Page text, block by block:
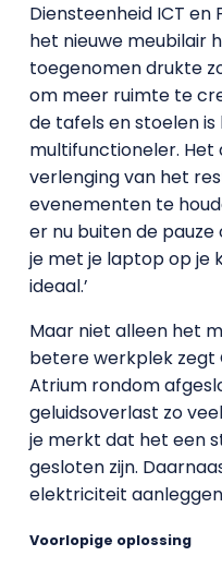
Diensteenheid ICT en
het nieuwe meubilair
toegenomen drukte
om meer ruimte te
de tafels en stoelen
multifunctioneler. Het
verlenging van het
evenementen te
er nu buiten de
je met je laptop op je
ideaal.’
Maar niet alleen het
betere werkplek zegt
Atrium rondom
geluidsoverlast zo
je merkt dat het een
gesloten zijn.
elektriciteit
Voorlopige oplossing